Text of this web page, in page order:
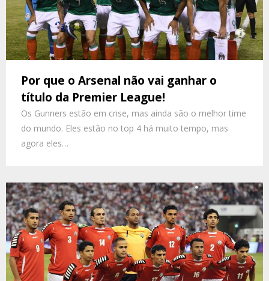
Por que o Arsenal não vai ganhar o
título da Premier League!
Os Gunners estão em crise, mas ainda são o melhor time
do mundo. Eles estão no top 4 há muito tempo, mas
agora eles…